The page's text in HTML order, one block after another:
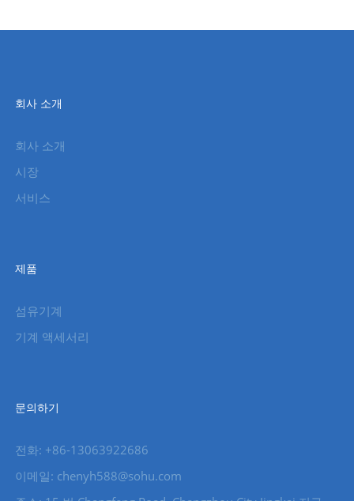
회사 소개
회사 소개
시장
서비스
제품
섬유기계
기계 액세서리
문의하기
전화: +86-13063922686
이메일: chenyh588@sohu.com